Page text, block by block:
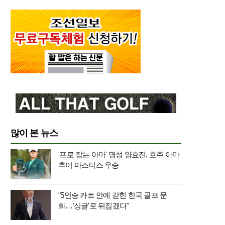
많이 본 뉴스
'프로 잡는 아마' 명성 양효진, 호주 아마
추어 마스터스 우승
"5인승 카트 안에 갇힌 한국 골프 문
화…'싱글'로 뒤집겠다"